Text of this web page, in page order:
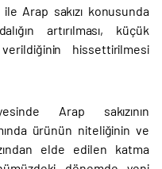
Arap sakızı konusunda
artırılması, küçük
hissettirilmesi
Arap sakızının
ürünün niteliğinin ve
elde edilen katma